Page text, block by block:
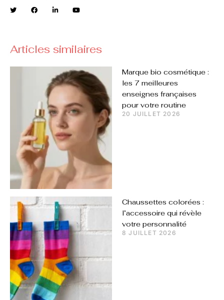
Articles similaires
Marque bio cosmétique :
les 7 meilleures
enseignes françaises
pour votre routine
20 JUILLET 2026
Chaussettes colorées :
l’accessoire qui révèle
votre personnalité
8 JUILLET 2026